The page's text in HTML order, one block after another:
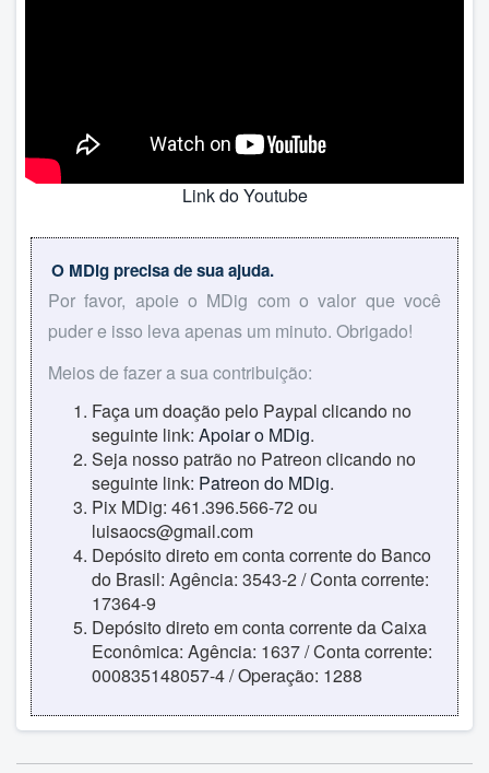
Link do Youtube
O MDig precisa de sua ajuda.
Por favor, apoie o MDig com o valor que você
puder e isso leva apenas um minuto. Obrigado!
Meios de fazer a sua contribuição:
Faça um doação pelo Paypal clicando no
seguinte link: Apoiar o MDig.
Seja nosso patrão no Patreon clicando no
seguinte link: Patreon do MDig.
Pix MDig: 461.396.566-72 ou
luisaocs@gmail.com
Depósito direto em conta corrente do Banco
do Brasil: Agência: 3543-2 / Conta corrente:
17364-9
Depósito direto em conta corrente da Caixa
Econômica: Agência: 1637 / Conta corrente:
000835148057-4 / Operação: 1288